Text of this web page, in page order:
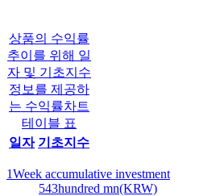
상품의 수익률
추이를 위해 일
자 및 기초지수
정보를 제공하
는 수익률차트
테이블 표
일자 기초지수
1Week accumulative investment
543hundred mn(KRW)